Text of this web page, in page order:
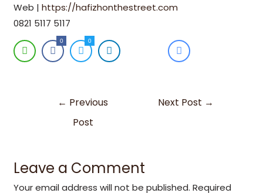
Web |https://hafizhonthestreet.com
0821 5117 5117
0 0
← Previous
Post
Next Post →
Leave a Comment
Your email address will not be published. Required